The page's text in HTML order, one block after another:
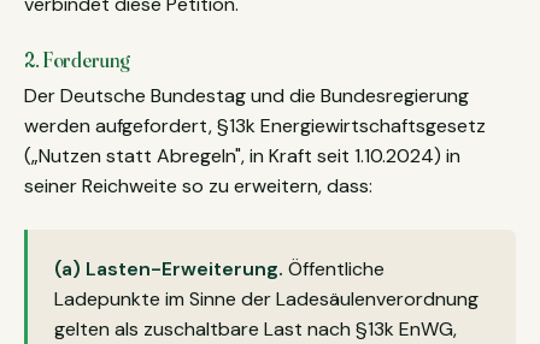
2. Forderung
Der Deutsche Bundestag und die Bundesregierung
werden aufgefordert, §13k Energiewirtschaftsgesetz
(„Nutzen statt Abregeln", in Kraft seit 1.10.2024) in
seiner Reichweite so zu erweitern, dass:
(a) Lasten-Erweiterung. Öffentliche
Ladepunkte im Sinne der Ladesäulenverordnung
gelten als zuschaltbare Last nach §13k EnWG,